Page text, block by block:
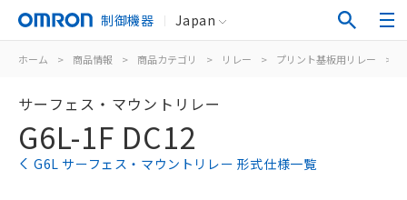
制御機器 Japan
ホーム > 商品情報 > 商品カテゴリ > リレー > プリント基板用リレー >
サーフェス・マウントリレー
G6L-1F DC12
G6L サーフェス・マウントリレー 形式仕様一覧